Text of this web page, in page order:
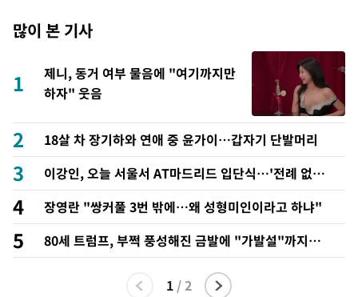
많이 본 기사
1
제니, 동거 여부 물음에 "여기까지만
하자" 웃음
2 18살 차 장기하와 연애 중 윤가이…갑자기 단발머리
3
이강인, 오늘 서울서 AT마드리드 입단식…'전례 없는
특급대우'
4 장영란 "쌍커풀 3번 밖에…왜 성형미인이라고 하냐"
5
80세 트럼프, 부쩍 풍성해진 금발에 "가발설"까지…
각종 '밈'에 대변인 해명
1 /2